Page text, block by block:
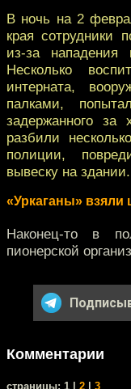
В ночь на 2
края сотрудники
из-за нападения
Несколько
интерната,
палками,
задержанного за
разбили
полиции,
вывеску на здании.
«Уркаганы»
Наконец-то в
пионерской
Комментарии
cтраницы: 1 | 2 3